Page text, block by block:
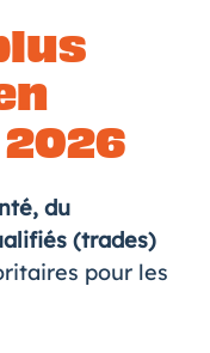
du
(trades)
pour les